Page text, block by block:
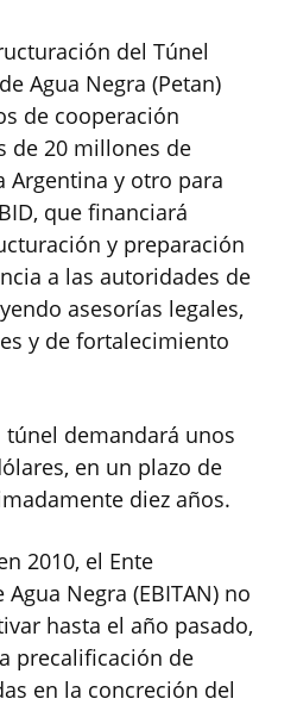
del Túnel
Agua Negra (Petan)
de cooperación
de 20 millones de
Argentina y otro para
que financiará
y preparación
a las autoridades de
asesorías legales,
y de fortalecimiento
demandará unos
en un plazo de
diez años.
2010, el Ente
Negra (EBITAN) no
hasta el año pasado,
precalificación de
en la concreción del